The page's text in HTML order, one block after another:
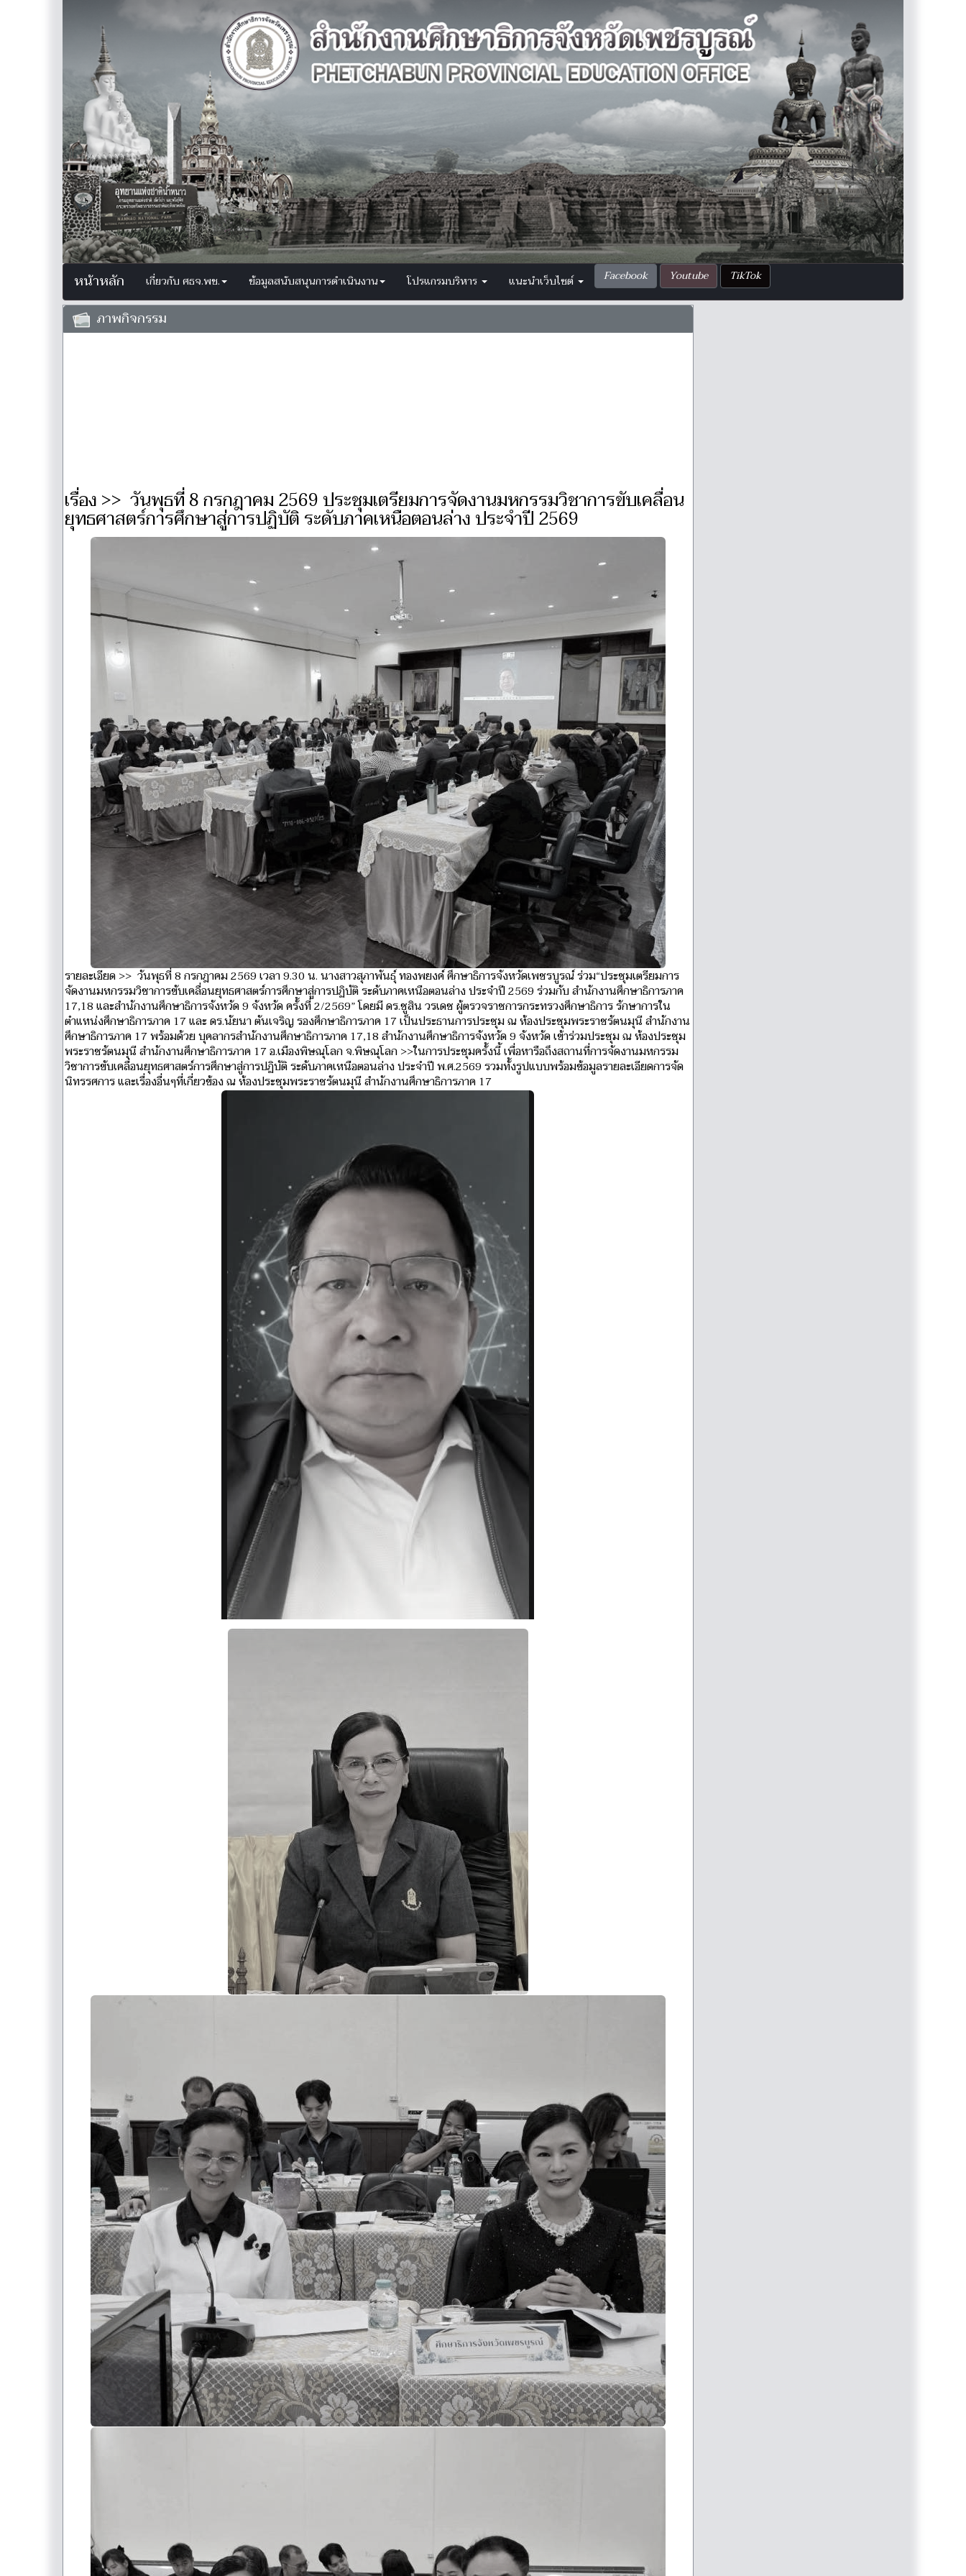
หน้าหลัก เกี่ยวกับ ศธจ.พช. ข้อมูลสนับสนุนการดำเนินงาน โปรแกรมบริหาร แนะนำเว็บไซต์ Facebook Youtube TikTok
ภาพกิจกรรม
เรื่อง >> วันพุธที่ 8 กรกฎาคม 2569 ประชุมเตรียมการจัดงานมหกรรมวิชาการขับเคลื่อน
ยุทธศาสตร์การศึกษาสู่การปฏิบัติ ระดับภาคเหนือตอนล่าง ประจำปี 2569
รายละเอียด >> วันพุธที่ 8 กรกฎาคม 2569 เวลา 9.30 น. นางสาวสุภาพันธุ์ ทองพยงค์ ศึกษาธิการจังหวัดเพชรบูรณ์ ร่วม“ประชุมเตรียมการ
จัดงานมหกรรมวิชาการขับเคลื่อนยุทธศาสตร์การศึกษาสู่การปฏิบัติ ระดับภาคเหนือตอนล่าง ประจำปี 2569 ร่วมกับ สำนักงานศึกษาธิการภาค
17,18 และสำนักงานศึกษาธิการจังหวัด 9 จังหวัด ครั้งที่ 2/2569” โดยมี ดร.ชูสิน วรเดช ผู้ตรวจราชการกระทรวงศึกษาธิการ รักษาการใน
ตำแหน่งศึกษาธิการภาค 17 และ ดร.นัยนา ตันเจริญ รองศึกษาธิการภาค 17 เป็นประธานการประชุม ณ ห้องประชุมพระราชรัตนมุนี สำนักงาน
ศึกษาธิการภาค 17 พร้อมด้วย บุคลากรสำนักงานศึกษาธิการภาค 17,18 สำนักงานศึกษาธิการจังหวัด 9 จังหวัด เข้าร่วมประชุม ณ ห้องประชุม
พระราชรัตนมุนี สำนักงานศึกษาธิการภาค 17 อ.เมืองพิษณุโลก จ.พิษณุโลก >>ในการประชุมครั้งนี้ เพื่อหารือถึงสถานที่การจัดงานมหกรรม
วิชาการขับเคลื่อนยุทธศาสตร์การศึกษาสู่การปฏิบัติ ระดับภาคเหนือตอนล่าง ประจำปี พ.ศ.2569 รวมทั้งรูปแบบพร้อมข้อมูลรายละเอียดการจัด
นิทรรศการ และเรื่องอื่นๆที่เกี่ยวข้อง ณ ห้องประชุมพระราชรัตนมุนี สำนักงานศึกษาธิการภาค 17